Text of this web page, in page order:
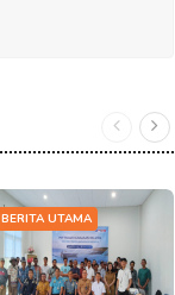
BERITA UTAMA